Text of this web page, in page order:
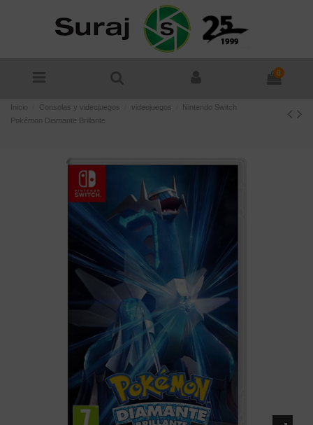
0
Inicio Consolas y videojuegos videojuegos
Nintendo Switch
Pokémon Diamante Brillante